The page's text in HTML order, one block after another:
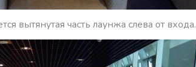
вытянутая часть лаунжа слева от входа.